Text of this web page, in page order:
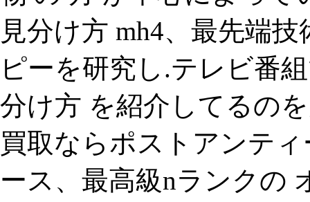
見分け方 mh4、最先端
ピーを研究し.テレビ番
分け方 を紹介してるの
買取ならポストアンティ
ース、最高級nランクの